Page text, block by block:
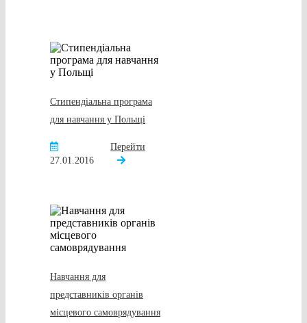
Стипендіальна програма
для навчання у Польщі
27.01.2016
Перейти
Навчання для
представників органів
місцевого самоврядування